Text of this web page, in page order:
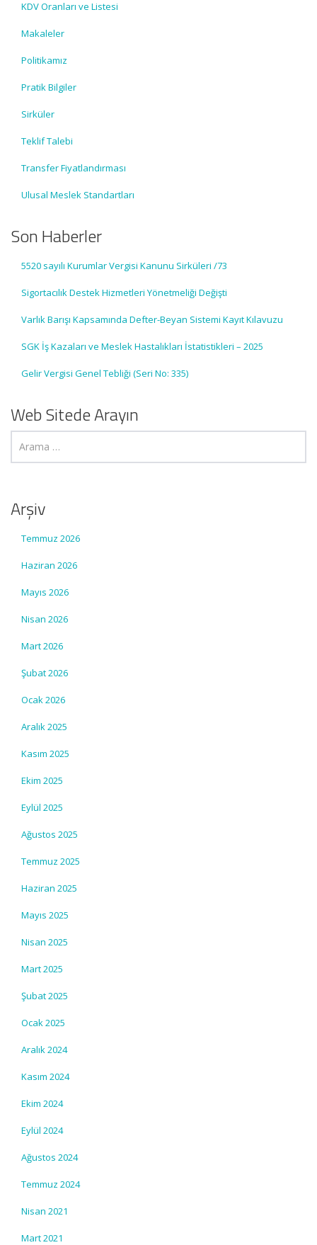
KDV Oranları ve Listesi
Makaleler
Politikamız
Pratik Bilgiler
Sirküler
Teklif Talebi
Transfer Fiyatlandırması
Ulusal Meslek Standartları
Son Haberler
5520 sayılı Kurumlar Vergisi Kanunu Sirküleri /73
Sigortacılık Destek Hizmetleri Yönetmeliği Değişti
Varlık Barışı Kapsamında Defter-Beyan Sistemi Kayıt Kılavuzu
SGK İş Kazaları ve Meslek Hastalıkları İstatistikleri – 2025
Gelir Vergisi Genel Tebliği (Seri No: 335)
Web Sitede Arayın
Arşiv
Temmuz 2026
Haziran 2026
Mayıs 2026
Nisan 2026
Mart 2026
Şubat 2026
Ocak 2026
Aralık 2025
Kasım 2025
Ekim 2025
Eylül 2025
Ağustos 2025
Temmuz 2025
Haziran 2025
Mayıs 2025
Nisan 2025
Mart 2025
Şubat 2025
Ocak 2025
Aralık 2024
Kasım 2024
Ekim 2024
Eylül 2024
Ağustos 2024
Temmuz 2024
Nisan 2021
Mart 2021